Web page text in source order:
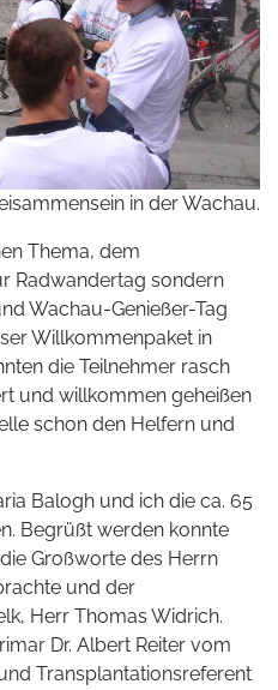
in der Wachau.
Thema, dem
Radwandertag sondern
Wachau-Genießer-Tag
Willkommenpaket in
die Teilnehmer rasch
und willkommen geheißen
schon den Helfern und
Balogh und ich die ca. 65
Begrüßt werden konnte
Großworte des Herrn
und der
Herr Thomas Widrich.
Dr. Albert Reiter vom
Transplantationsreferent